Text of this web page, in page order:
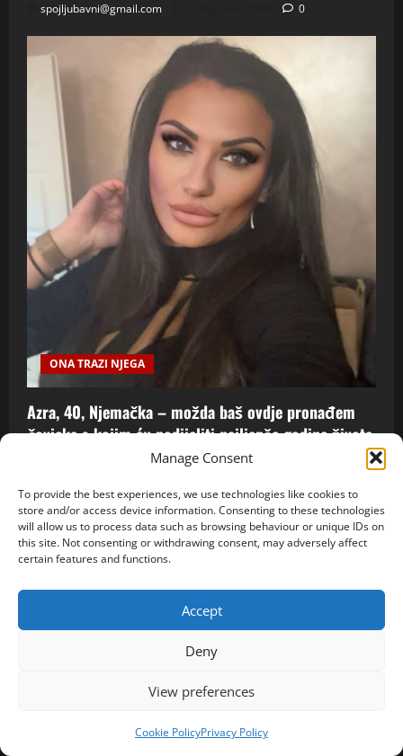
Manage Consent
To provide the best experiences, we use technologies like cookies to
store and/or access device information. Consenting to these technologies
will allow us to process data such as browsing behaviour or unique IDs on
this site. Not consenting or withdrawing consent, may adversely affect
certain features and functions.
Accept
Deny
View preferences
Cookie PolicyPrivacy Policy
spojljubavni@gmail.com 0
ONA TRAZI NJEGA
Azra, 40, Njemačka – možda baš ovdje pronađem
čovjeka s kojim ću podijeliti najljepše godine života
spojljubavni@gmail.com 8 Augusta, 2026
Contact Us Cookie Policy (EU) Disclaimer
Home
O Nama
Privacy Policy
CopyrightTopinforaja2024 © All rights reserved.|
MoreNewsby AF themes.